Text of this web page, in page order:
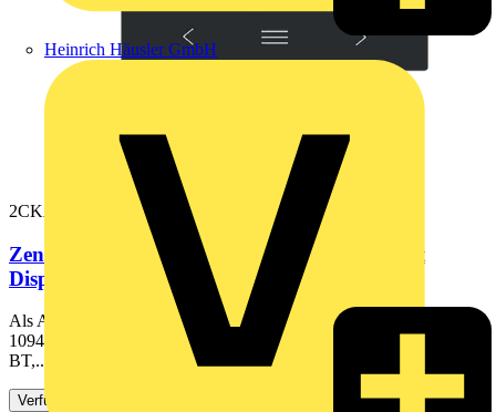
Heinrich Häusler GmbH
2CKA006430A0427
Zentralscheibe für Raumtemperaturregler mit
Display Bluetooth Busch-art...
Als Abdeckung für Raumtemperaturregler mit Display/Bluetooth:
1094 USITA-BT, 1095 UTA-BT, 1096 UTA-BT, 1099 UHKTA-
BT,...
Verfügbar: 2 Händler